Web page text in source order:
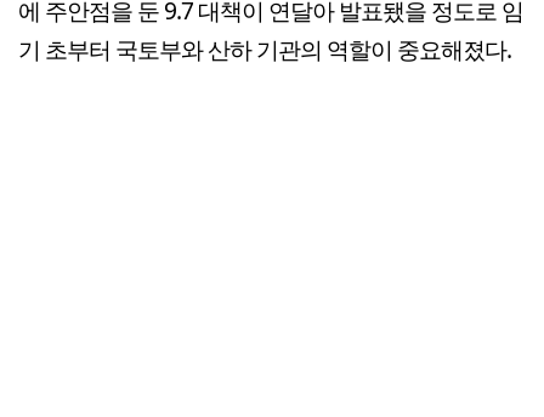
에 주안점을 둔 9.7 대책이 연달아 발표됐을 정도로 임
기 초부터 국토부와 산하 기관의 역할이 중요해졌다.